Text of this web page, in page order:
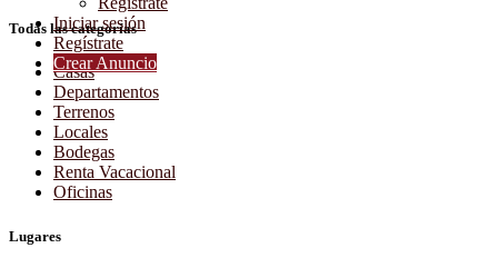
Iniciar sesión
Regístrate
Crear Anuncio
Todas las categorías
Casas
Departamentos
Terrenos
Locales
Bodegas
Renta Vacacional
Oficinas
Lugares